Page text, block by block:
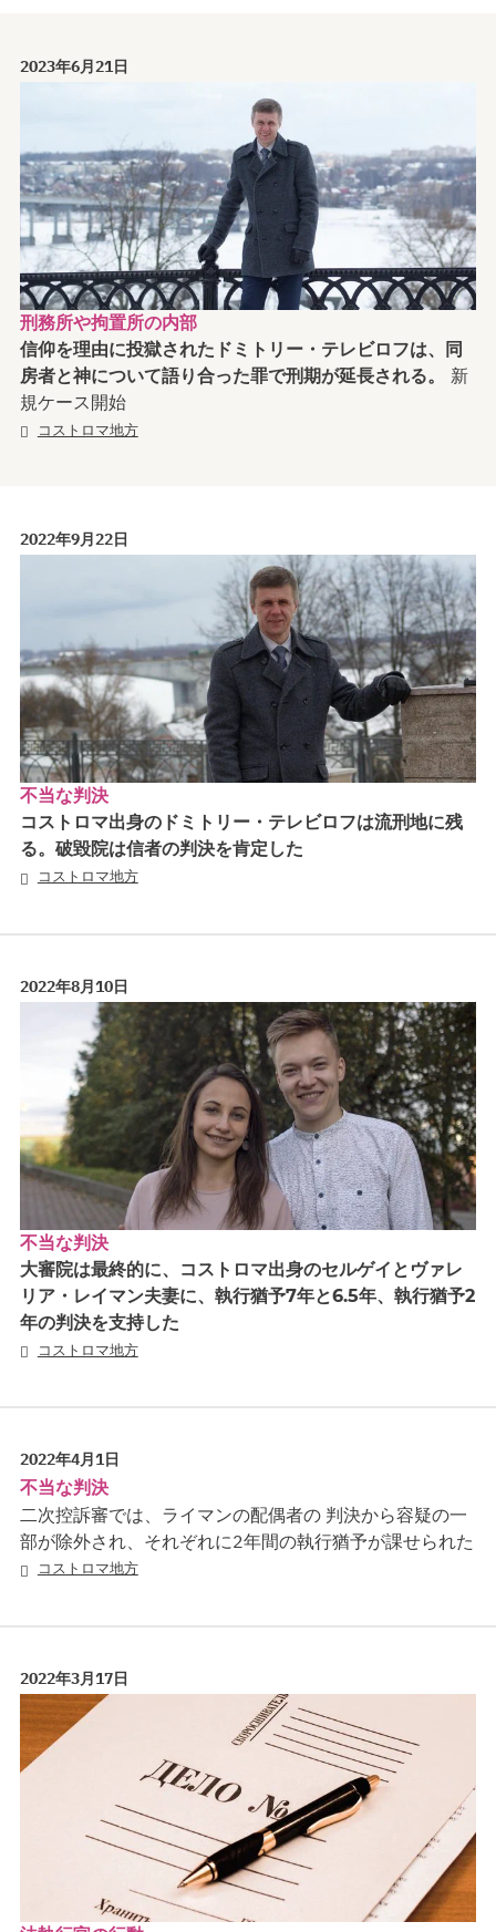
2023年6月21日
刑務所や拘置所の内部
信仰を理由に投獄されたドミトリー・テレビロフは、同
房者と神について語り合った罪で刑期が延長される。 新
規ケース開始
コストロマ地方
2022年9月22日
不当な判決
コストロマ出身のドミトリー・テレビロフは流刑地に残
る。破毀院は信者の判決を肯定した
コストロマ地方
2022年8月10日
不当な判決
大審院は最終的に、コストロマ出身のセルゲイとヴァレ
リア・レイマン夫妻に、執行猶予7年と6.5年、執行猶予2
年の判決を支持した
コストロマ地方
2022年4月1日
不当な判決
二次控訴審では、ライマンの配偶者の 判決から容疑の一
部が除外され、それぞれに2年間の執行猶予が課せられた
コストロマ地方
2022年3月17日